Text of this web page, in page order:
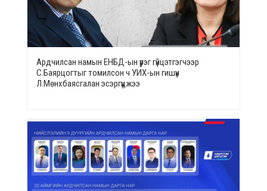
Ардчилсан намын ЕНБД-ын үүрэг гүйцэтгэгчээр
С.Баярцогтыг томилсон ч УИХ-ын гишүүн
Л.Мөнхбаясгалан эсэргүүцжээ